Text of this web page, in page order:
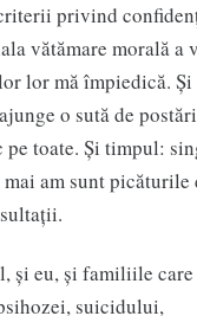
privind
vătămare morală a
lor mă împiedică. Și
o sută de
pe toate. Și timpul:
am sunt picăturile
și eu, și familiile
suicidului,